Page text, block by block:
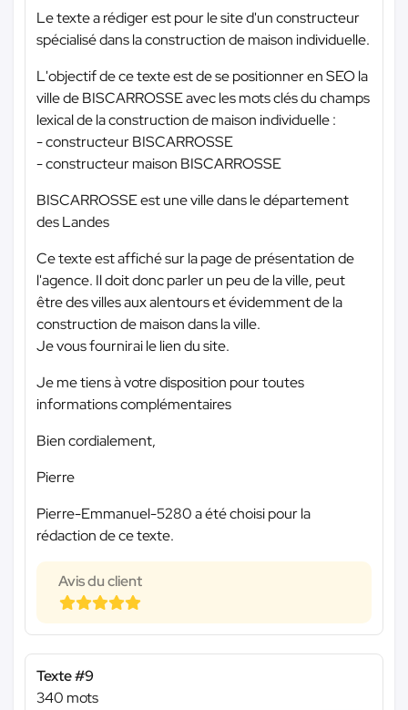
Le texte a rédiger est pour le site d'un constructeur
spécialisé dans la construction de maison individuelle.
L'objectif de ce texte est de se positionner en SEO la
ville de BISCARROSSE avec les mots clés du champs
lexical de la construction de maison individuelle :
- constructeur BISCARROSSE
- constructeur maison BISCARROSSE
BISCARROSSE est une ville dans le département
des Landes
Ce texte est affiché sur la page de présentation de
l'agence. Il doit donc parler un peu de la ville, peut
être des villes aux alentours et évidemment de la
construction de maison dans la ville.
Je vous fournirai le lien du site.
Je me tiens à votre disposition pour toutes
informations complémentaires
Bien cordialement,
Pierre
Pierre-Emmanuel-5280 a été choisi pour la
rédaction de ce texte.
Avis du client
Texte #9
340 mots